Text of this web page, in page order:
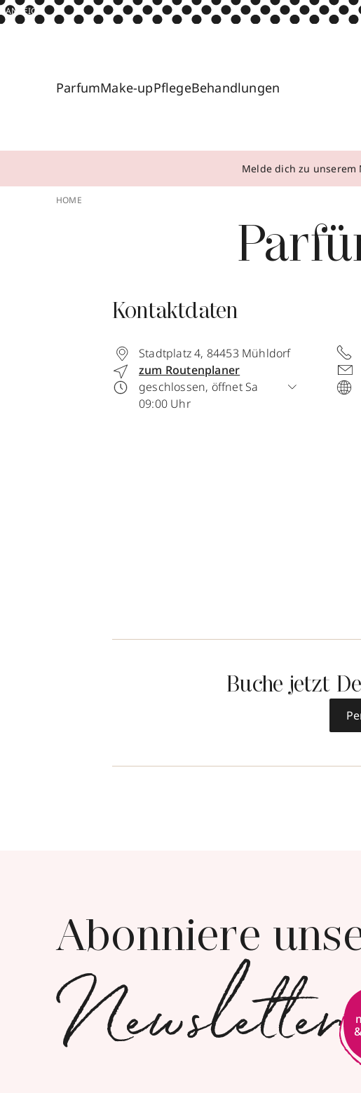
ANZEIGE
ParfumMake-upPflegeBehandlungen
Melde dich zu unserem
HOME
Kontaktdaten
Stadtplatz 4, 84453 Mühldorf
zum Routenplaner
geschlossen, öffnet Sa
09:00 Uhr
Buche jetzt
Abonniere
Newsletter